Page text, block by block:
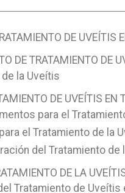
DE UVEÍTIS
DE TRATAMIENTO DE
la Uveítis
DE UVEÍTIS EN
para el
el Tratamiento de la
del Tratamiento de
DE LA
Tratamiento de Uveítis